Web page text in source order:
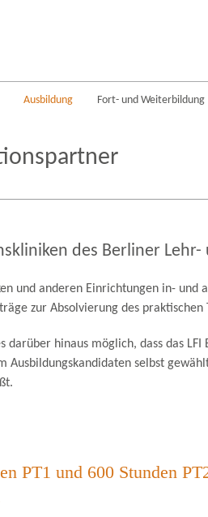
Ausbildung Fort- und Weiterbildung
des Berliner
und anderen Einrichtungen in- und
zur Absolvierung des praktischen
darüber hinaus möglich, dass das
Ausbildungskandidaten selbst
PT1 und 600 Stunden